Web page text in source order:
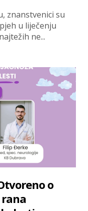
znanstvenici su
u liječenju
ne...
o